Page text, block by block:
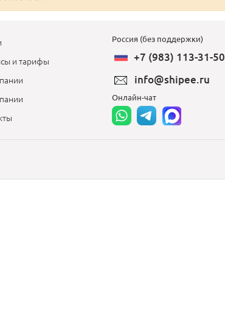
и тарифы
Россия (без поддержки)
+7 (983) 113-31-50
info@shipee.ru
Онлайн-чат